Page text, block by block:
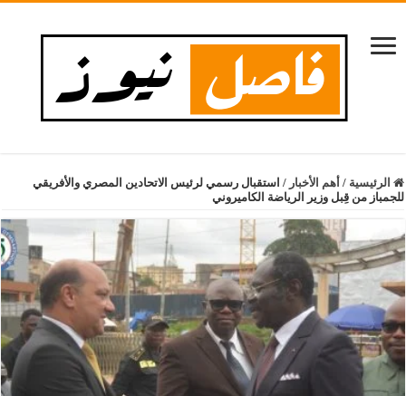
الرئيسية / أهم الأخبار / استقبال رسمي لرئيس الاتحادين المصري والأفريقي
للجمباز من قِبل وزير الرياضة الكاميروني